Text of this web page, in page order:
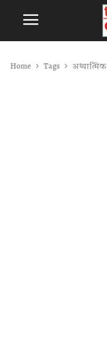
Home Tags अध्यात्मिक